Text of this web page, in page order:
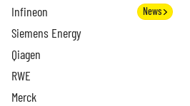
Infineon News
Siemens Energy
Qiagen
RWE
Merck